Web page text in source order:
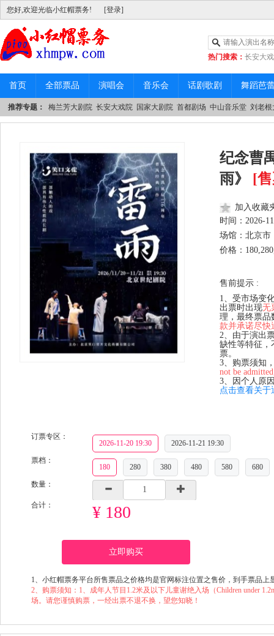
您好,欢迎光临小红帽票务! [登录]
热门搜索： 长安大
|中山音乐堂
首页 全部票品 演唱会 音乐会 话剧歌剧 舞蹈芭
推荐专题： 梅兰芳大剧院 长安大戏院 国家大剧院 首都剧场 中山音乐堂 刘老根
纪念曹
雨》 [
加入收藏
时间： 2026-
场馆：北京市
价格：
售前提示 :
1、受市场变
出票时出现无
理，最终票品
款并承诺尽快
2、由于演出
缺性等特征，
票。
3、购票须知
not be
3、因个人原
点击查看关于
订票专区：
2026-11-20 19:30
2026-11-21 19:30
票档：
180 280 380 480 580
680
数量：
合计： ¥ 180
立即购买
1、小红帽票务平台所售票品之价格均是官网标注位置之售价，到手票品
2、购票须知：1、成年人节目1.2米及以下儿童谢绝入场（Children under
场。请您谨慎购票，一经出票不退不换，望您知晓！